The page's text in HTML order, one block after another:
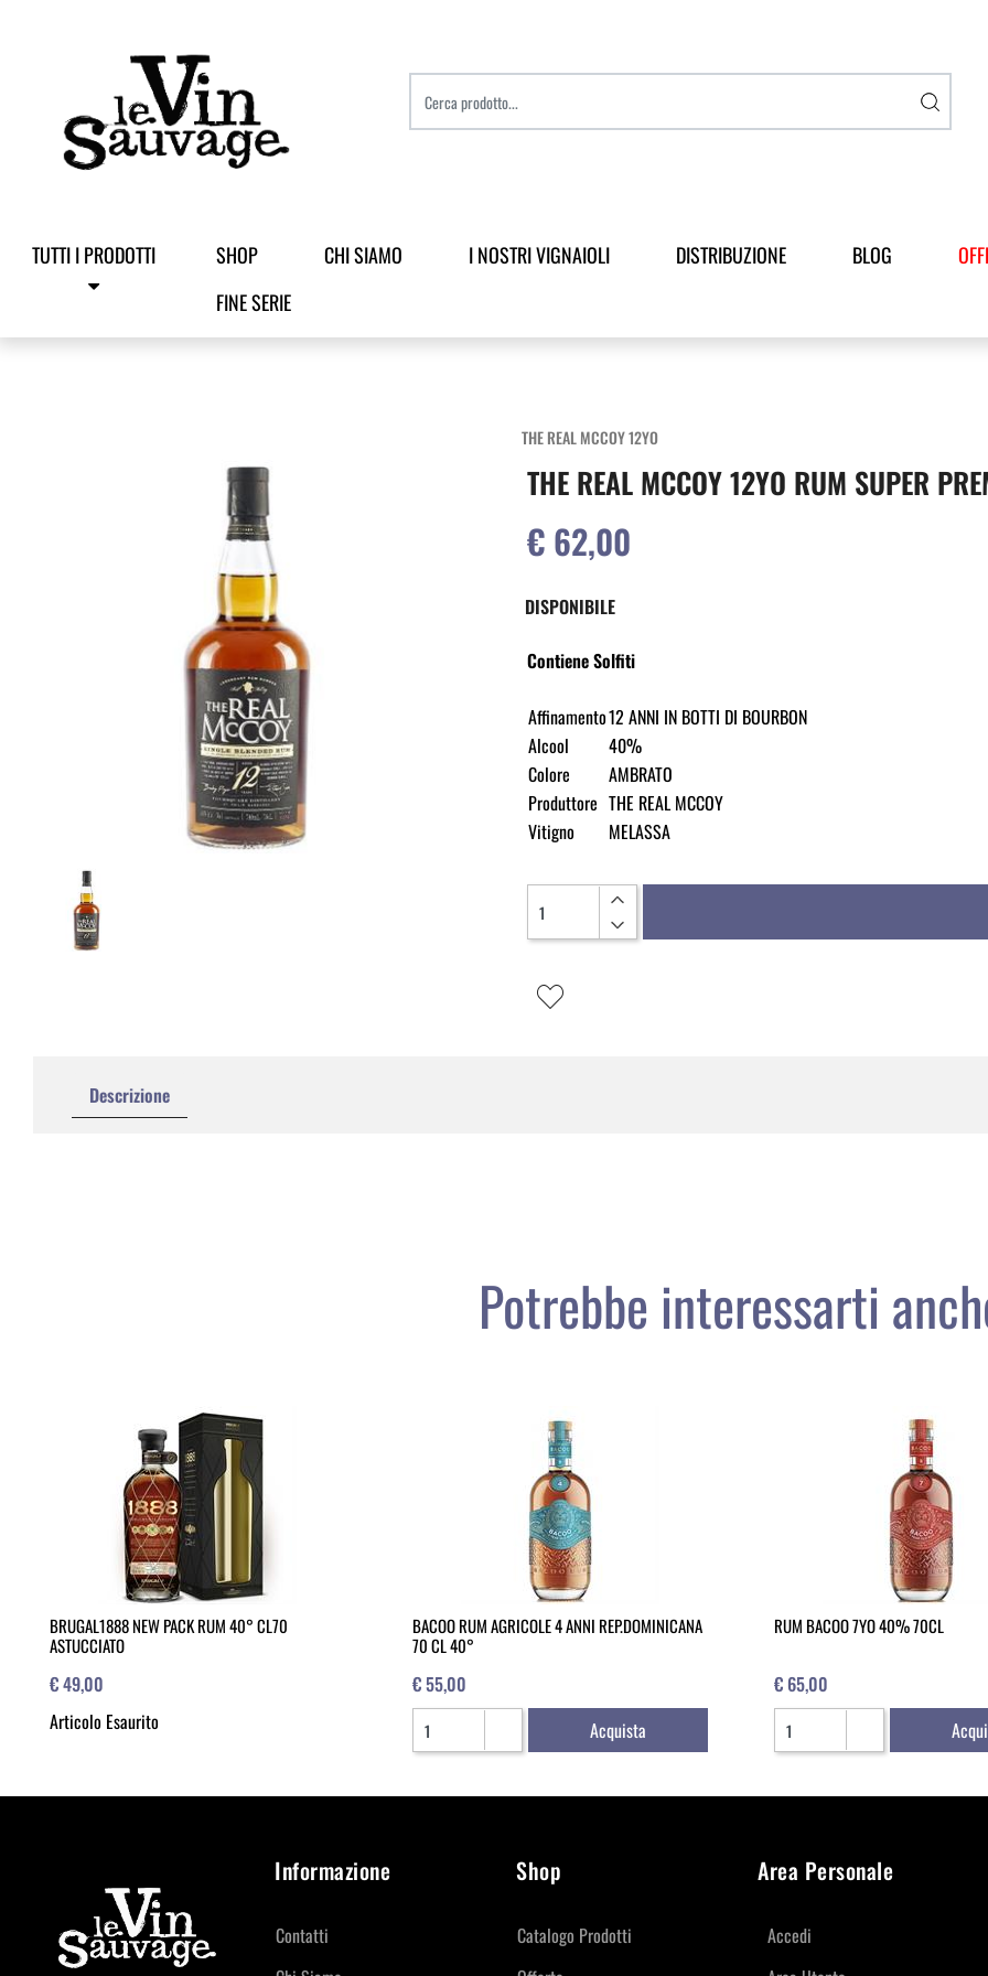
TUTTI I PRODOTTI SHOP CHI SIAMO I NOSTRI VIGNAIOLI DISTRIBUZIONE BLOG
FINE SERIE
THE REAL MCCOY 12YO
THE REAL MCCOY 12YO RUM SUPER
€ 62,00
DISPONIBILE
Contiene Solfiti
Affinamento12 ANNI IN BOTTI DI BOURBON
Alcool
40%
Colore
AMBRATO
Produttore THE REAL MCCOY
Vitigno
MELASSA
Descrizione
Potrebbe interessarti
BRUGAL1888 NEW PACK RUM 40° CL70
ASTUCCIATO
€ 49,00
Articolo Esaurito
BACOO RUM AGRICOLE 4 ANNI REP.DOMINICANA
70 CL 40°
€ 55,00
Quantità
Acquista
RUM BACOO 7YO 40% 70CL
€ 65,00
Quantità
Informazione
Contatti
Shop
Catalogo Prodotti
Area Personale
Accedi